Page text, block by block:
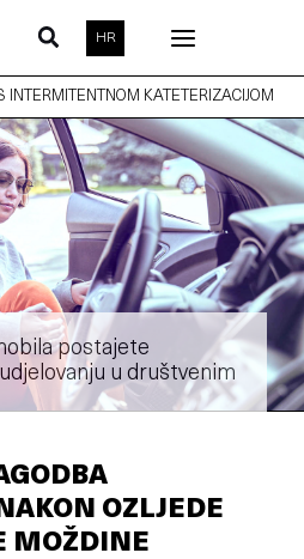
HR
INTERMITENTNOM KATETERIZACIJOM
postajete
u društvenim
OZLJEDE
MOŽDINE